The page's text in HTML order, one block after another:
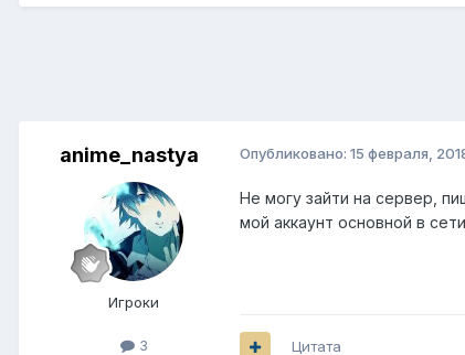
anime_nastya
Игроки
3
Опубликовано: 15 февраля,
Не могу зайти на сервер,
мой аккаунт основной в
Цитата